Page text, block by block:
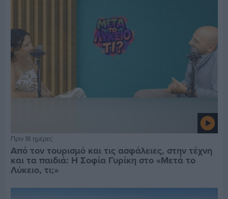
Πριν 18 ημέρες
Από τον τουρισμό και τις ασφάλειες, στην τέχνη
και τα παιδιά: Η Σοφία Γυρίκη στο «Μετά το
Λύκειο, τι;»